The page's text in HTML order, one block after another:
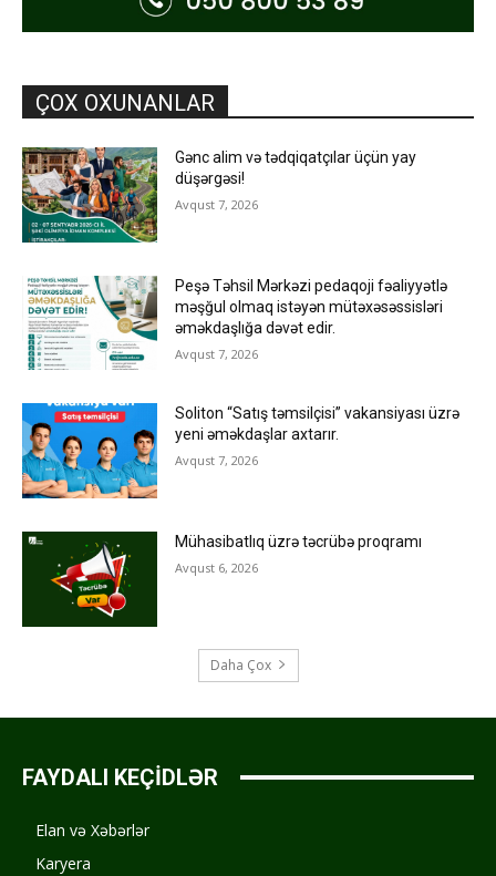
ÇOX OXUNANLAR
Gənc alim və tədqiqatçılar üçün yay
düşərgəsi!
Avqust 7, 2026
Peşə Təhsil Mərkəzi pedaqoji fəaliyyətlə
məşğul olmaq istəyən mütəxəsəssisləri
əməkdaşlığa dəvət edir.
Avqust 7, 2026
Soliton “Satış təmsilçisi” vakansiyası üzrə
yeni əməkdaşlar axtarır.
Avqust 7, 2026
Mühasibatlıq üzrə təcrübə proqramı
Avqust 6, 2026
Daha Çox
FAYDALI KEÇİDLƏR
Elan və Xəbərlər
Karyera